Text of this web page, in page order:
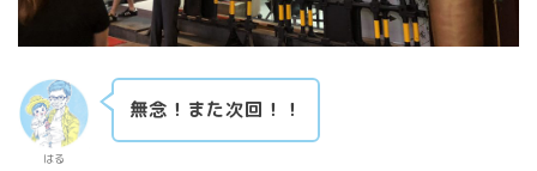
はる
無念！また次回！！